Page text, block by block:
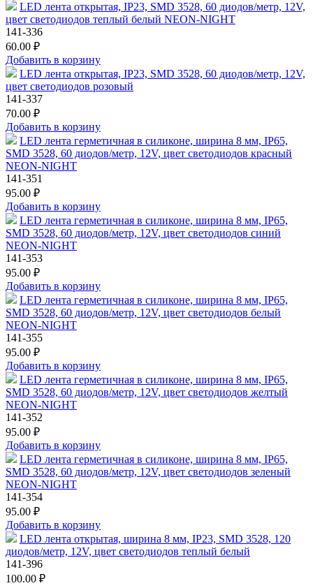
LED лента открытая, IP23, SMD 3528, 60 диодов/метр, 12V,
цвет светодиодов теплый белый NEON-NIGHT
141-336
60.00 ₽
Добавить в корзину
LED лента открытая, IP23, SMD 3528, 60 диодов/метр, 12V,
цвет светодиодов розовый
141-337
70.00 ₽
Добавить в корзину
LED лента герметичная в силиконе, ширина 8 мм, IP65,
SMD 3528, 60 диодов/метр, 12V, цвет светодиодов красный
NEON-NIGHT
141-351
95.00 ₽
Добавить в корзину
LED лента герметичная в силиконе, ширина 8 мм, IP65,
SMD 3528, 60 диодов/метр, 12V, цвет светодиодов синий
NEON-NIGHT
141-353
95.00 ₽
Добавить в корзину
LED лента герметичная в силиконе, ширина 8 мм, IP65,
SMD 3528, 60 диодов/метр, 12V, цвет светодиодов белый
NEON-NIGHT
141-355
95.00 ₽
Добавить в корзину
LED лента герметичная в силиконе, ширина 8 мм, IP65,
SMD 3528, 60 диодов/метр, 12V, цвет светодиодов желтый
NEON-NIGHT
141-352
95.00 ₽
Добавить в корзину
LED лента герметичная в силиконе, ширина 8 мм, IP65,
SMD 3528, 60 диодов/метр, 12V, цвет светодиодов зеленый
NEON-NIGHT
141-354
95.00 ₽
Добавить в корзину
LED лента открытая, ширина 8 мм, IP23, SMD 3528, 120
диодов/метр, 12V, цвет светодиодов теплый белый
141-396
100.00 ₽